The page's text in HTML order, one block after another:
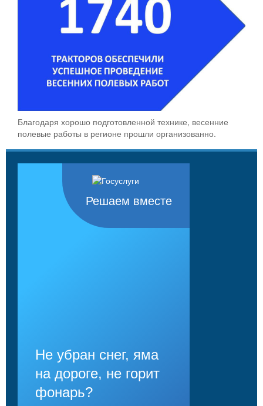
Благодаря хорошо подготовленной технике, весенние
полевые работы в регионе прошли организованно.
Решаем вместе
Не убран снег, яма
на дороге, не горит
фонарь?